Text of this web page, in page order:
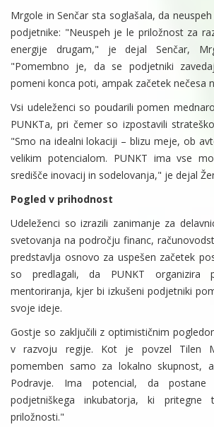
Mrgole in Senčar sta soglašala, da
podjetnike: "Neuspeh je le priložnost za
energije drugam," je dejal Senčar,
"Pomembno je, da se podjetniki
pomeni konca poti, ampak začetek nečesa
Vsi udeleženci so poudarili pomen
PUNKTa, pri čemer so izpostavili
"Smo na idealni lokaciji – blizu meje, ob
velikim potencialom. PUNKT ima vse
središče inovacij in sodelovanja," je dejal
Pogled v prihodnost
Udeleženci so izrazili zanimanje za
svetovanja na področju financ,
predstavlja osnovo za uspešen začetek
so predlagali, da PUNKT organizira
mentoriranja, kjer bi izkušeni podjetniki
svoje ideje.
Gostje so zaključili z optimističnim
v razvoju regije. Kot je povzel Tilen
pomemben samo za lokalno skupnost,
Podravje. Ima potencial, da postane
podjetniškega inkubatorja, ki pritegne
priložnosti."